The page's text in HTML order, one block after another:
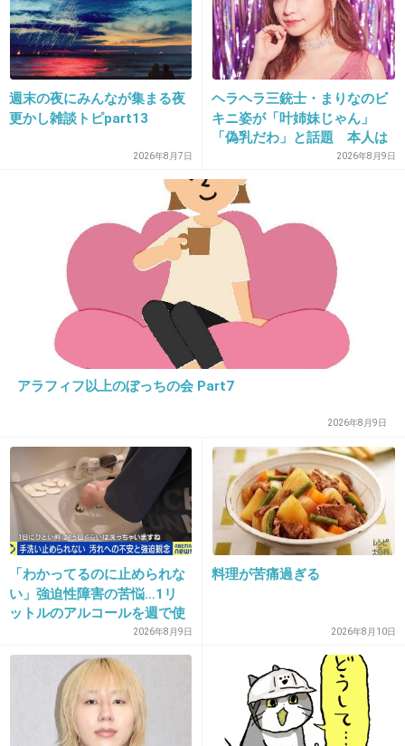
＞2月12日に「自動車運転過失致死容疑」で書
類送検された彼女だが、刑事処分について、そ
の後の経過は聞こえてこない。
事故から5ヶ月も経ってまだ処分が分からない
ってあり得るの？
+111
2013/06/13(木) 12:18:44
家柄で逮捕を免れたなら、一生晒されて批判さ
れたらいい。痩せようが肥えようが、被害者は
帰らない。
+253
2013/06/13(木) 12:19:26
チノパンは加害者なのに、なんでこんな「チノ
パンかわいそうですよ」的な記事になってる
の？
2013/06/13(木) 12:20:20
このホテル、浴室はガラス張りで、どう考えて
もファミリー仕様じゃないよねｗ
週末の夜にみんなが集まる夜
更かし雑談トピpart13
2026年8月7日
ヘラヘラ三銃士・まりなのビ
キニ姿が「叶姉妹じゃん」
「偽乳だわ」と話題 本人は
「胸は加工はしてないの
で…」
2026年8月9日
アラフィフ以上のぼっちの会 Part7
2026年8月9日
「わかってるのに止められな
い」強迫性障害の苦悩…1リ
ットルのアルコールを週で使
い切る当事者「生きてるのが
辛いと思うこともある」
2026年8月9日
料理が苦痛過ぎる
2026年8月10日